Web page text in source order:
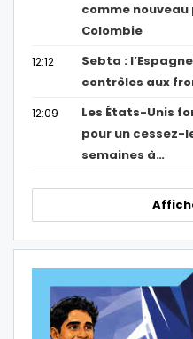
comme
Colombie
12:12
Sebta :
contrôles aux
12:09
Les États-Unis
pour un cessez-
semaines à…